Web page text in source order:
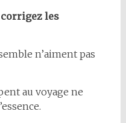
corrigez les
n’aiment pas
au voyage ne